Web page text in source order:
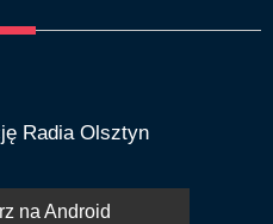
Radia Olsztyn
na Android